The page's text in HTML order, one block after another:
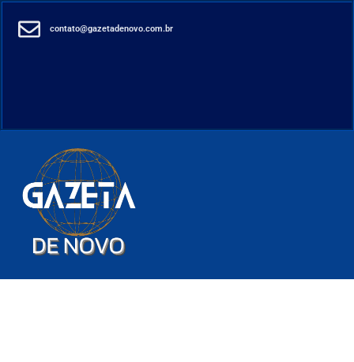
contato@gazetadenovo.com.br